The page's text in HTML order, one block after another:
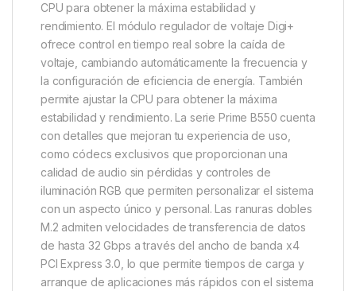
CPU para obtener la máxima estabilidad y
rendimiento. El módulo regulador de voltaje Digi+
ofrece control en tiempo real sobre la caída de
voltaje, cambiando automáticamente la frecuencia y
la configuración de eficiencia de energía. También
permite ajustar la CPU para obtener la máxima
estabilidad y rendimiento. La serie Prime B550 cuenta
con detalles que mejoran tu experiencia de uso,
como códecs exclusivos que proporcionan una
calidad de audio sin pérdidas y controles de
iluminación RGB que permiten personalizar el sistema
con un aspecto único y personal. Las ranuras dobles
M.2 admiten velocidades de transferencia de datos
de hasta 32 Gbps a través del ancho de banda x4
PCI Express 3.0, lo que permite tiempos de carga y
arranque de aplicaciones más rápidos con el sistema